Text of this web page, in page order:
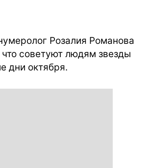
Розалия Романова
что советуют людям звезды
дни октября.